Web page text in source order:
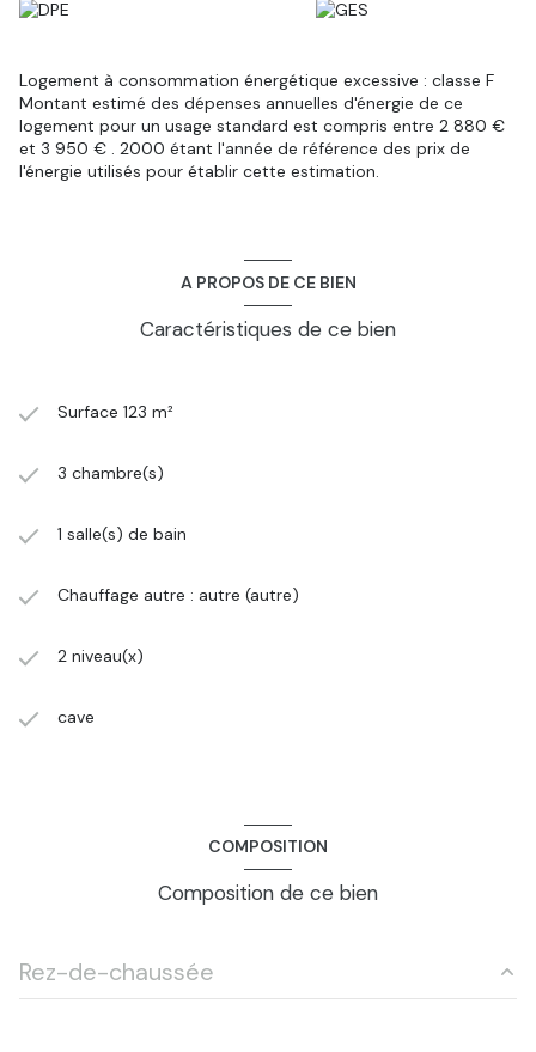
Logement à consommation énergétique excessive : classe F
Montant estimé des dépenses annuelles d'énergie de ce
logement pour un usage standard est compris entre 2 880 €
et 3 950 € . 2000 étant l'année de référence des prix de
l'énergie utilisés pour établir cette estimation.
A PROPOS DE CE BIEN
Caractéristiques de ce bien
Surface 123 m²
3 chambre(s)
1 salle(s) de bain
Chauffage autre : autre (autre)
2 niveau(x)
cave
COMPOSITION
Composition de ce bien
Rez-de-chaussée